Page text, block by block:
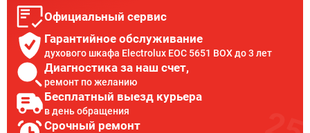
Официальный сервис
Гарантийное обслуживание
духового шкафа Electrolux EOC 5651 BOX до 3 лет
Диагностика за наш счет,
ремонт по желанию
Бесплатный выезд курьера
в день обращения
Срочный ремонт